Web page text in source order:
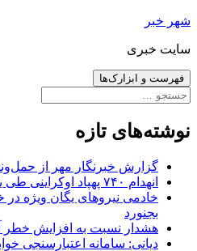
رفتن
نوشته‌ها
شهر خبر
سایت خبری
فهرست و ابزارک‌ها
جستجو
نوشته‌های تازه
گزارش خبرنگار مهر از
انهدام ۷۴۰ پهپاد اوکراینی طی یک روز
خادمی نیروهای یگان ویژه در
بجنورد
هشدار نسبت به افزایش
دیانی: سامانه اعتبارسنجی